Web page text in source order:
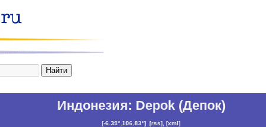
Индонезия: Depok (Депок)
[-6.39°,106.83°] [rss], [xml]